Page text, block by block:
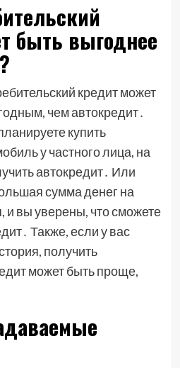
быть выгоднее
кредит может
чем автокредит․
купить
у частного лица, на
автокредит․ Или
сумма денег на
и вы уверены, что сможете
Также, если у вас
получить
может быть проще,